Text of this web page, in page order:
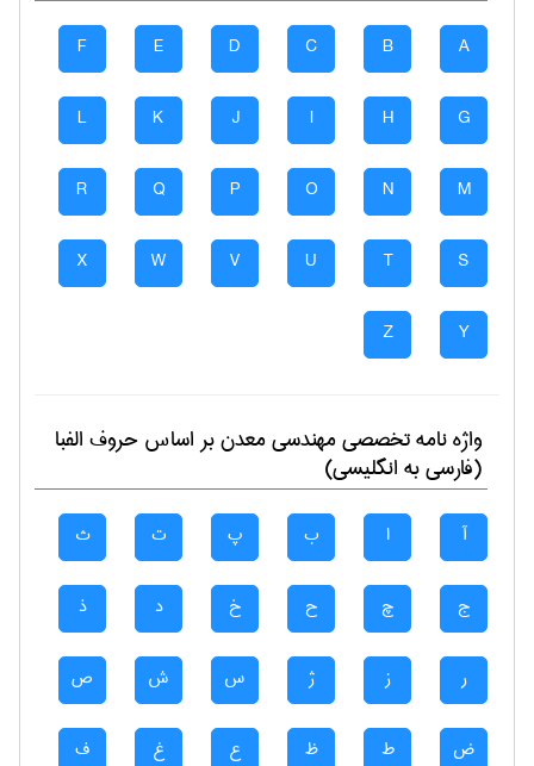
A
B
C
D
E
F
G
H
I
J
K
L
M
N
O
P
Q
R
S
T
U
V
W
X
Y
Z
واژه نامه تخصصیمهندسی معدنبر اساس حروف الفبا
(فارسی به انگلیسی)
آ ا ب پ ت ث
ج چ ح خ د ذ
ر ز ژ س ش ص
ض ط ظ ع غ ف